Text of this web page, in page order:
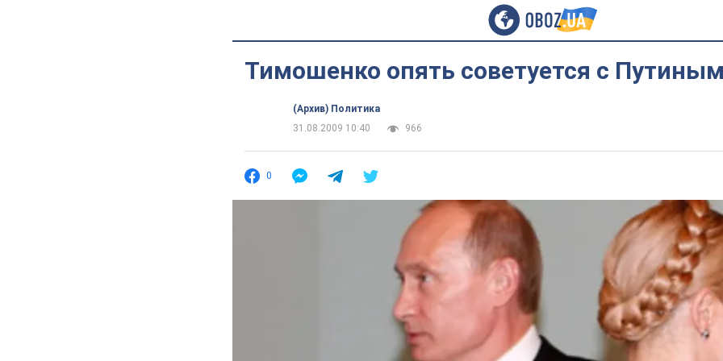
Тимошенко опять советуется с
(Архив) Политика
31.08.2009 10:40
966
0